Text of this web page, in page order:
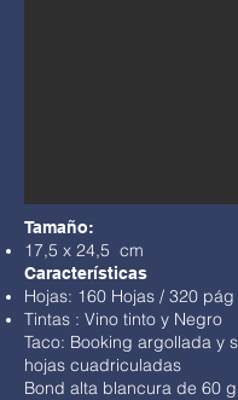
Tamaño:
17,5 x 24,5 cm
Características
Hojas: 160 Hojas / 320 pág
Tintas : Vino tinto y Negro
Taco: Booking argollada y
hojas cuadriculadas
Bond alta blancura de 60